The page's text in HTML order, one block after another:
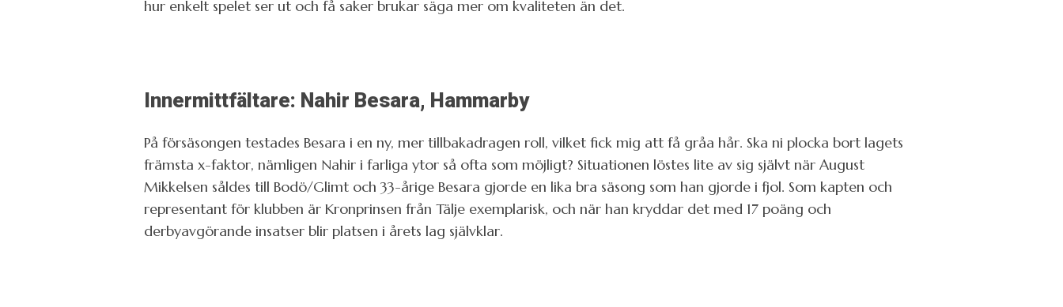
hur enkelt spelet ser ut och få saker brukar säga mer om kvaliteten än det.
Innermittfältare: Nahir Besara, Hammarby
På försäsongen testades Besara i en ny, mer tillbakadragen roll, vilket fick mig att få gråa hår. Ska ni plocka bort lagets
främsta x-faktor, nämligen Nahir i farliga ytor så ofta som möjligt? Situationen löstes lite av sig självt när August
Mikkelsen såldes till Bodö/Glimt och 33-årige Besara gjorde en lika bra säsong som han gjorde i fjol. Som kapten och
representant för klubben är Kronprinsen från Tälje exemplarisk, och när han kryddar det med 17 poäng och
derbyavgörande insatser blir platsen i årets lag självklar.